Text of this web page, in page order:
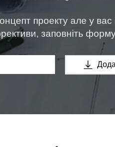
проекту але у
заповніть